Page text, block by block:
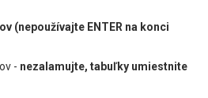
(nepoužívajte ENTER na konci
- nezalamujte, tabuľky umiestnite